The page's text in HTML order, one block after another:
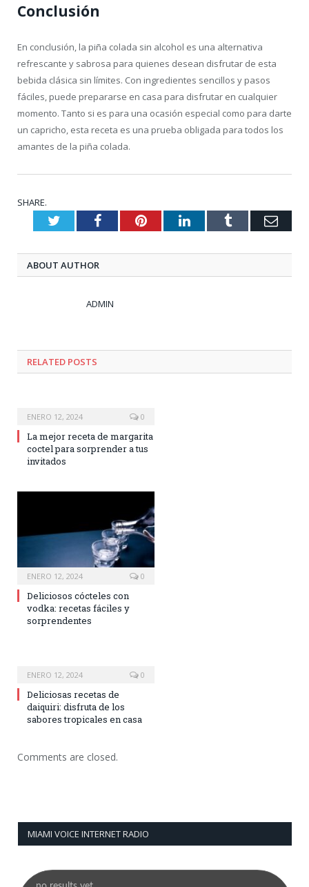
Conclusión
En conclusión, la piña colada sin alcohol es una alternativa
refrescante y sabrosa para quienes desean disfrutar de esta
bebida clásica sin límites. Con ingredientes sencillos y pasos
fáciles, puede prepararse en casa para disfrutar en cualquier
momento. Tanto si es para una ocasión especial como para darte
un capricho, esta receta es una prueba obligada para todos los
amantes de la piña colada.
SHARE.
TwitterFacebookPinterestLinkedInTumblr
ABOUT AUTHOR
ADMIN
RELATED POSTS
ENERO 12, 2024 0
La mejor receta de margarita
coctel para sorprender a tus
invitados
ENERO 12, 2024 0
Deliciosos cócteles con
vodka: recetas fáciles y
sorprendentes
ENERO 12, 2024 0
Deliciosas recetas de
daiquiri: disfruta de los
sabores tropicales en casa
Comments are closed.
MIAMI VOICE INTERNET RADIO